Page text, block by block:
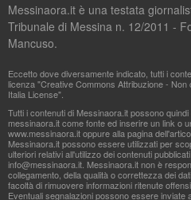
Messinaora.it è una testata
Tribunale di Messina n. 12/2011 -
Mancuso.
Eccetto dove diversamente indicato, tutti i
licenza "Creative Commons Attribuzione -
Italia License".
Tutti i contenuti di Messinaora.it possono
messinaora.it come fonte ed inserire un link o
www.messinaora.it oppure alla pagina
Messinaora.it possono essere utilizzati per
ulteriori relativi all'utilizzo dei contenuti
info@messinaora.it . Messinaora.it non è
collegamento, della qualità o correttezza dei
facoltà di rimuovere informazioni ritenute
Eventuali segnalazioni possono essere inviate